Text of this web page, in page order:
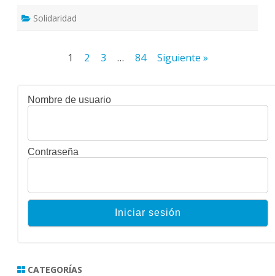
Solidaridad
Paginación
entradas
1 2 3 … 84 Siguiente »
Nombre de usuario
Contraseña
CATEGORÍAS